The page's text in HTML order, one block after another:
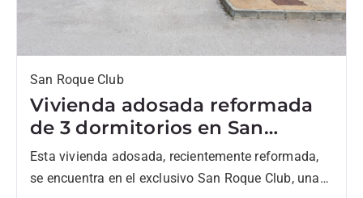
San Roque Club
Vivienda adosada reformada
de 3 dormitorios en San
Roque Club
Esta vivienda adosada, recientemente reformada,
se encuentra en el exclusivo San Roque Club, una